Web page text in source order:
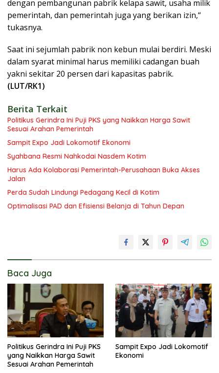
dengan pembangunan pabrik kelapa sawit, usaha milik
pemerintah, dan pemerintah juga yang berikan izin,“
tukasnya.
Saat ini sejumlah pabrik non kebun mulai berdiri. Meski
dalam syarat minimal harus memiliki cadangan buah
yakni sekitar 20 persen dari kapasitas pabrik.
(LUT/RK1)
Berita Terkait
Politikus Gerindra Ini Puji PKS yang Naikkan Harga Sawit
Sesuai Arahan Pemerintah
Sampit Expo Jadi Lokomotif Ekonomi
Syahbana Resmi Nahkodai Nasdem Kotim
Harus Ada Kolaborasi Pemerintah-Perusahaan Buka Akses
Jalan
Perda Sudah Lindungi Pedagang Kecil di Kotim
Optimalisasi PAD dan Efisiensi Belanja di Tahun Depan
Baca Juga
Politikus Gerindra Ini Puji PKS
yang Naikkan Harga Sawit
Sesuai Arahan Pemerintah
Sampit Expo Jadi Lokomotif
Ekonomi